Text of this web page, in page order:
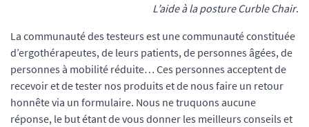
L’aide à la posture Curble Chair.
La communauté des testeurs est une communauté constituée
d’ergothérapeutes, de leurs patients, de personnes âgées, de
personnes à mobilité réduite… Ces personnes acceptent de
recevoir et de tester nos produits et de nous faire un retour
honnête via un formulaire. Nous ne truquons aucune
réponse, le but étant de vous donner les meilleurs conseils et